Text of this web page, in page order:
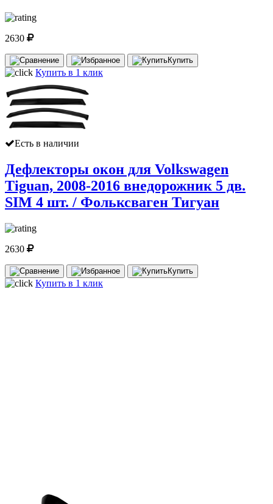
2630
Купить
Купить в 1 клик
Есть в наличии
Дефлекторы окон для Volkswagen
Tiguan, 2008-2016 внедорожник 5 дв.
SIM 4 шт. / Фольксваген Тигуан
2630
Купить
Купить в 1 клик